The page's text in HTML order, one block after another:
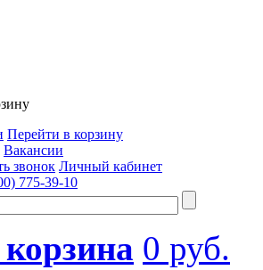
Перейти в корзину
Вакансии
звонок Личный кабинет
775-39-10
0 руб.